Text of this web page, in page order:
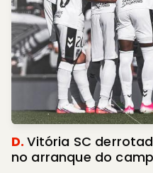
D.Vitória SC
no arranque do